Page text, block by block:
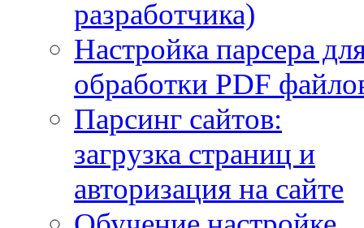
разработчика)
Настройка парсера
обработки PDF
Парсинг сайтов:
загрузка страниц и
авторизация на сайте